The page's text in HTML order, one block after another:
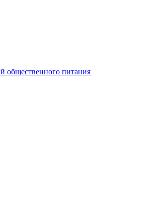
общественного питания